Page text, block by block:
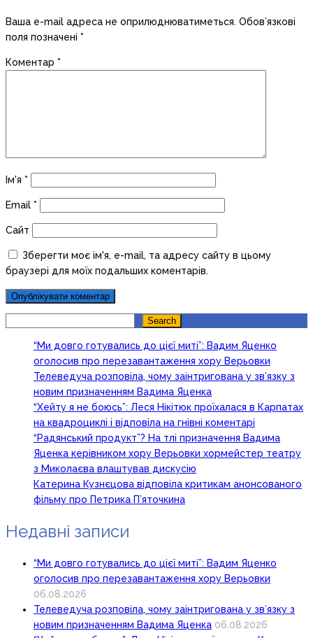
Ваша e-mail адреса не оприлюднюватиметься. Обов’язкові
поля позначені *
Коментар *
Ім'я *
Email *
Сайт
Зберегти моє ім'я, e-mail, та адресу сайту в цьому
браузері для моїх подальших коментарів.
Search
“Ми довго готувались до цієї миті”: Вадим Яценко
оголосив про перезавантаження хору Верьовки
Телеведуча розповіла, чому заінтригована у зв’язку з
новим призначенням Вадима Яценка
“Хейту я не боюсь”: Леся Нікітюк проїхалася в Карпатах
на квадроциклі і відповіла на гнівні коментарі
“Радянський продукт”? На тлі призначення Вадима
Яценка керівником хору Верьовки хормейстер театру
з Миколаєва влаштував дискусію
Катерина Кузнєцова відповіла критикам анонсованого
фільму про Петрика П’яточкина
Недавні записи
“Ми довго готувались до цієї миті”: Вадим Яценко
оголосив про перезавантаження хору Верьовки
06.08.2026
Телеведуча розповіла, чому заінтригована у зв’язку з
новим призначенням Вадима Яценка 06.08.2026